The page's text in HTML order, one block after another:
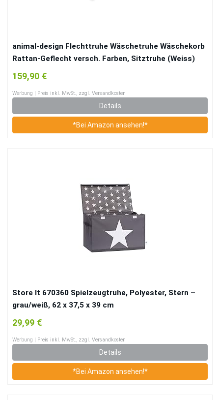
animal-design Flechttruhe Wäschetruhe Wäschekorb
Rattan-Geflecht versch. Farben, Sitztruhe (Weiss)
159,90 €
Werbung | Preis inkl. MwSt., zzgl. Versandkosten
Details
*Bei Amazon ansehen!*
Store It 670360 Spielzeugtruhe, Polyester, Stern –
grau/weiß, 62 x 37,5 x 39 cm
29,99 €
Werbung | Preis inkl. MwSt., zzgl. Versandkosten
Details
*Bei Amazon ansehen!*